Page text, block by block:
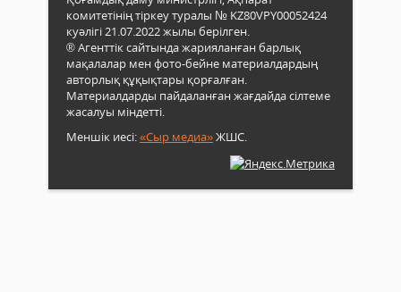
комитетінің тіркеу туралы № KZ80VPY00052424
куәлігі 21.07.2022 жылы берілген.
® Агенттік сайтында жарияланған барлық
мақалалар мен фото-бейне материалдардың
авторлық құқықтары қорғалған.
Материалдарды пайдаланған жағдайда сілтеме
жасалуы міндетті.
Меншік иесі:«Сыр медиа»ЖШС.